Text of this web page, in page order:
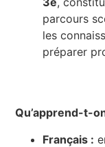
parcours
les
préparer
Qu’apprend-t-
Français :